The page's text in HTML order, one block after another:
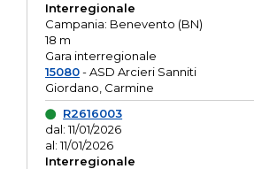
Interregionale
Campania: Benevento (BN)
18 m
Gara interregionale
15080- ASD Arcieri Sanniti
Giordano, Carmine
R2616003
dal: 11/01/2026
al: 11/01/2026
Interregionale